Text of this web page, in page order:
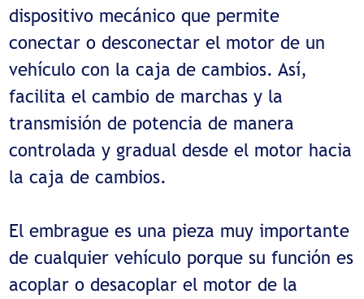
dispositivo mecánico que permite
conectar o desconectar el motor de un
vehículo con la caja de cambios. Así,
facilita el cambio de marchas y la
transmisión de potencia de manera
controlada y gradual desde el motor hacia
la caja de cambios.
El embrague es una pieza muy importante
de cualquier vehículo porque su función es
acoplar o desacoplar el motor de la